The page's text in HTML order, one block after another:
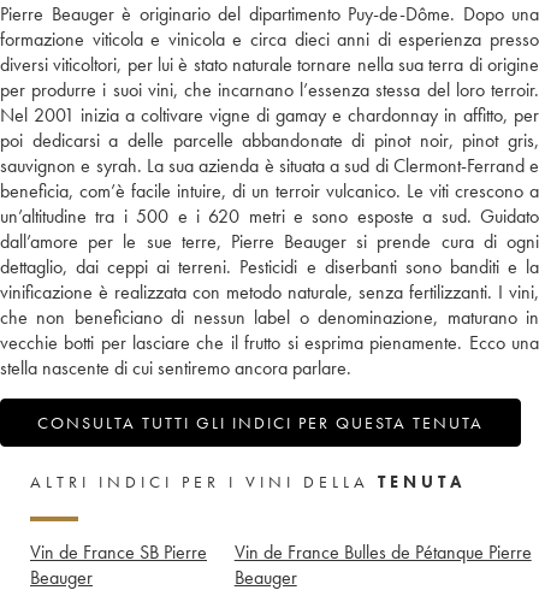
Pierre Beauger è originario del dipartimento Puy-de-Dôme. Dopo una
formazione viticola e vinicola e circa dieci anni di esperienza presso
diversi viticoltori, per lui è stato naturale tornare nella sua terra di origine
per produrre i suoi vini, che incarnano l’essenza stessa del loro terroir.
Nel 2001 inizia a coltivare vigne di gamay e chardonnay in affitto, per
poi dedicarsi a delle parcelle abbandonate di pinot noir, pinot gris,
sauvignon e syrah. La sua azienda è situata a sud di Clermont-Ferrand e
beneficia, com’è facile intuire, di un terroir vulcanico. Le viti crescono a
un’altitudine tra i 500 e i 620 metri e sono esposte a sud. Guidato
dall’amore per le sue terre, Pierre Beauger si prende cura di ogni
dettaglio, dai ceppi ai terreni. Pesticidi e diserbanti sono banditi e la
vinificazione è realizzata con metodo naturale, senza fertilizzanti. I vini,
che non beneficiano di nessun label o denominazione, maturano in
vecchie botti per lasciare che il frutto si esprima pienamente. Ecco una
stella nascente di cui sentiremo ancora parlare.
CONSULTA TUTTI GLI INDICI PER QUESTA TENUTA
ALTRI INDICI PER I VINI DELLA TENUTA
Vin de France SB Pierre
Beauger
Vin de France Bulles de Pétanque Pierre
Beauger